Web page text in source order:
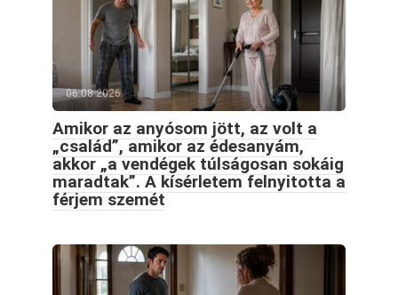
06.08.2026
Amikor az anyósom jött, az volt a
„család”, amikor az édesanyám,
akkor „a vendégek túlságosan sokáig
maradtak”. A kísérletem felnyitotta a
férjem szemét